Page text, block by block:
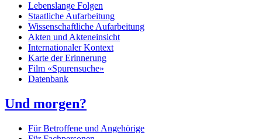
Lebenslange Folgen
Staatliche Aufarbeitung
Wissenschaftliche Aufarbeitung
Akten und Akteneinsicht
Internationaler Kontext
Karte der Erinnerung
Film «Spurensuche»
Datenbank
Und morgen?
Für Betroffene und Angehörige